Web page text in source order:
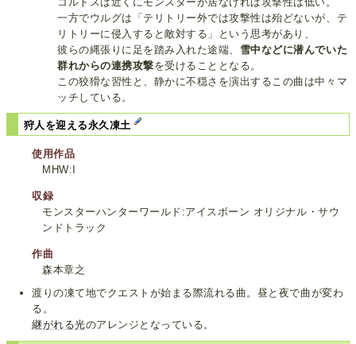
一方でウルグは「テリトリー外では攻撃性は殆どないが、テ
リトリーに侵入すると敵対する」という思考があり、
彼らの縄張りに足を踏み入れた途端、 雪中などに潜んでいた
群れからの連携攻撃を受けることとなる。
この狡猾な習性と、静かに不穏さを演出するこの曲は中々マ
ッチしている。
狩人を迎える永久凍土
使用作品
MHW:I
収録
モンスターハンターワールド:アイスボーン オリジナル・サウ
ンドトラック
作曲
森本章之
渡りの凍て地でクエストが始まる際流れる曲。昼と夜で曲が変わ
る。
継がれる光のアレンジとなっている。